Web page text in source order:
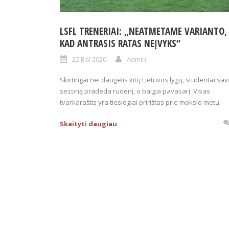
LSFL TRENERIAI: „NEATMETAME VARIANTO,
KAD ANTRASIS RATAS NEĮVYKS“
22 Bal 2020 Admin
Skirtingai nei daugelis kitų Lietuvos lygų, studentai
sezoną pradeda rudenį, o baigia pavasarį. Visas
tvarkaraštis yra tiesiogiai pririštas prie mokslo metų.
Skaityti daugiau